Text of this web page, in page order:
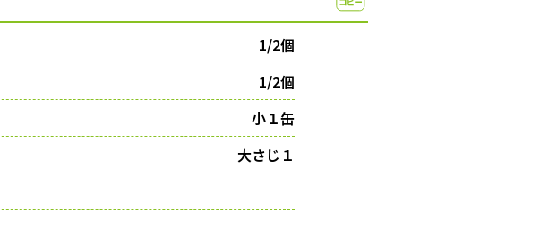
1/2個
1/2個
小１缶
大さじ１